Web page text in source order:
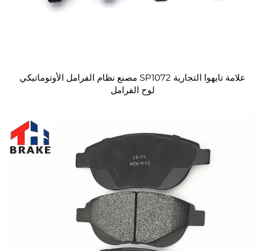
علامة تايهوا التجارية SP1072 مصنع نظام الفرامل الأوتوماتيكي
لوح الفرامل